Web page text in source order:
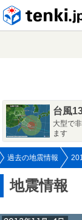
台風
大型で
ます
過去の地震情報
地震情報